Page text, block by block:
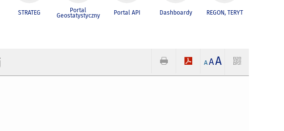
STRATEG Portal
Geostatystyczny Portal API Dashboardy REGON, TERYT
A AA